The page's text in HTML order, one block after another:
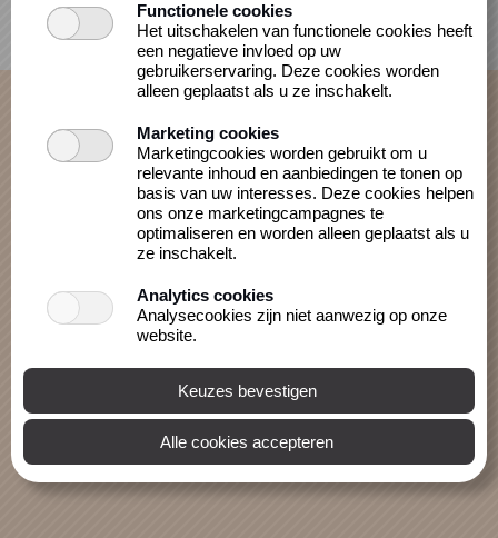
Cookieverklaring
Toegankelijkheidsbeleid
Functionele cookies
Het uitschakelen van functionele cookies heeft
een negatieve invloed op uw
gebruikerservaring. Deze cookies worden
alleen geplaatst als u ze inschakelt.
Marketing cookies
Marketingcookies worden gebruikt om u
relevante inhoud en aanbiedingen te tonen op
basis van uw interesses. Deze cookies helpen
ons onze marketingcampagnes te
optimaliseren en worden alleen geplaatst als u
ze inschakelt.
Analytics cookies
Analysecookies zijn niet aanwezig op onze
website.